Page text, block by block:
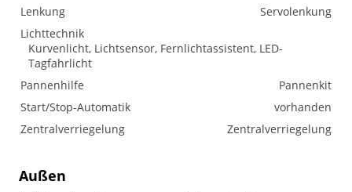
Lenkung
Servolenkung
Lichttechnik
Kurvenlicht, Lichtsensor, Fernlichtassistent, LED-
Tagfahrlicht
Pannenhilfe
Pannenkit
Start/Stop-Automatik
vorhanden
Zentralverriegelung
Zentralverriegelung
Außen